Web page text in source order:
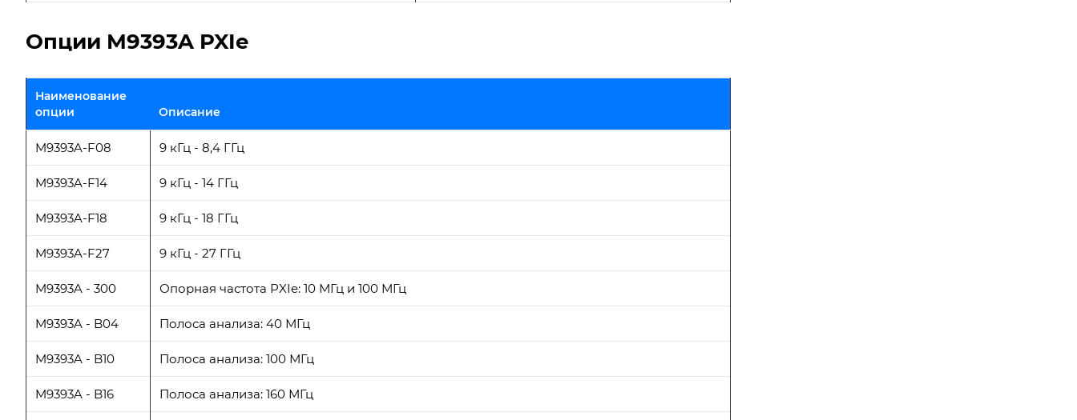
Опции M9393A PXIe
Наименование
опции
Описание
M9393A-F08 9 кГц - 8,4 ГГц
M9393A-F14 9 кГц - 14 ГГц
M9393A-F18 9 кГц - 18 ГГц
M9393A-F27 9 кГц - 27 ГГц
M9393A - 300 Опорная частота PXIe: 10 МГц и 100 МГц
M9393A - B04 Полоса анализа: 40 МГц
M9393A - B10 Полоса анализа: 100 МГц
M9393A - B16 Полоса анализа: 160 МГц